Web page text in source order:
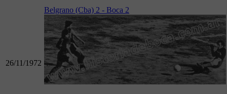
26/11/1972
Belgrano (Cba) 2 - Boca 2